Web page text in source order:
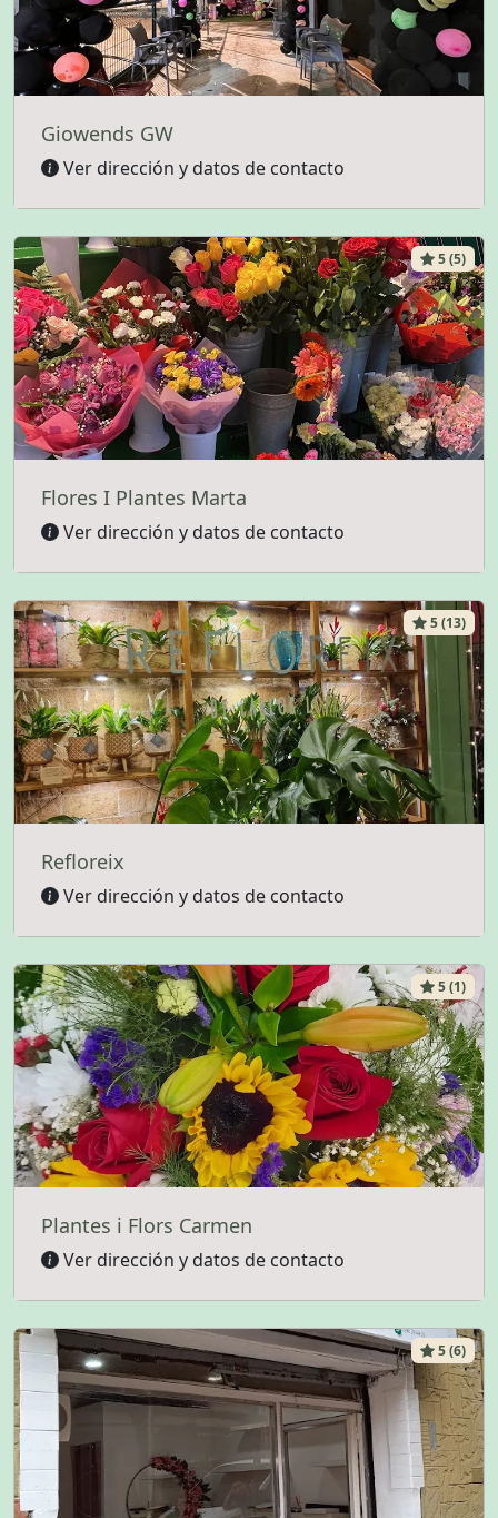
Giowends GW
Ver dirección y datos de contacto
5 (5)
Flores I Plantes Marta
Ver dirección y datos de contacto
5 (13)
Refloreix
Ver dirección y datos de contacto
5 (1)
Plantes i Flors Carmen
Ver dirección y datos de contacto
5 (6)